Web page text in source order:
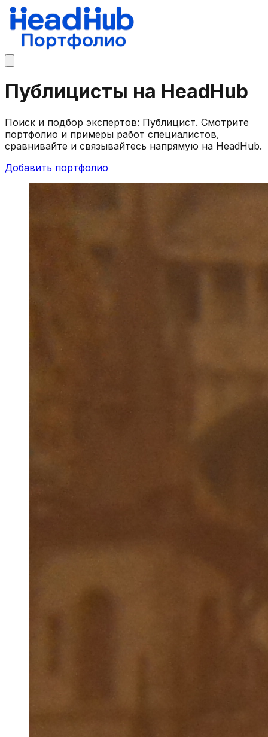
Публицисты на HeadHub
Поиск и подбор экспертов: Публицист. Смотрите
портфолио и примеры работ специалистов,
сравнивайте и связывайтесь напрямую на HeadHub.
Добавить портфолио